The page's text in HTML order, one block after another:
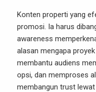
Konten properti yang
promosi. Ia harus
awareness
alasan mengapa
membantu audiens
opsi, dan memproses
membangun trust